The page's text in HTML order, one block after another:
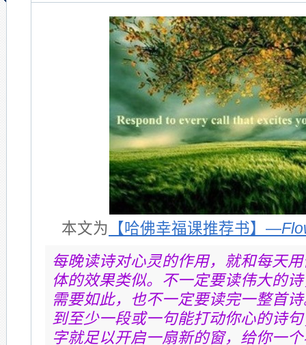
本文为 【哈佛幸福课推荐书】—
每晚读诗对心灵的作用，就和每天
体的效果类似。不一定要读伟大的
需要如此，也不一定要读完一整首
到至少一段或一句能打动你心的诗
字就足以开启一扇新的窗，给你一